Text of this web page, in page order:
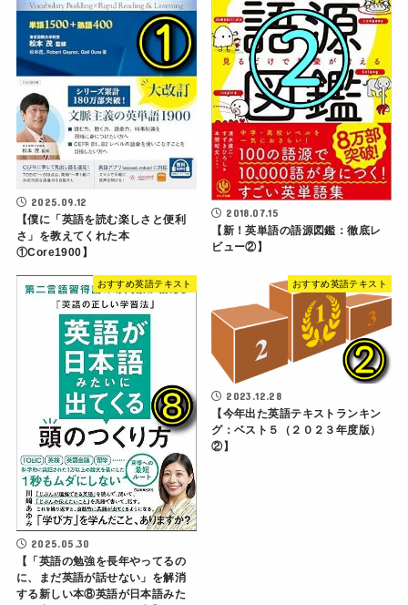
2025.09.12
【僕に「英語を読む楽しさと便利
さ」を教えてくれた本
①Core1900】
2018.07.15
【新！英単語の語源図鑑：徹底レ
ビュー②】
おすすめ英語テキスト
2025.05.30
【「英語の勉強を長年やってるの
に、まだ英語が話せない」を解消
する新しい本⑧英語が日本語みた
おすすめ英語テキスト
2023.12.28
【今年出た英語テキストランキン
グ：ベスト５（２０２３年度版）
②】